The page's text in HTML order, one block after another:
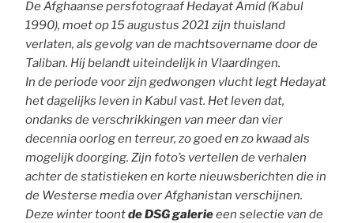
De Afghaanse persfotograaf Hedayat Amid (Kabul
1990), moet op 15 augustus 2021 zijn thuisland
verlaten, als gevolg van de machtsovername door de
Taliban. Hij belandt uiteindelijk in Vlaardingen.
In de periode voor zijn gedwongen vlucht legt Hedayat
het dagelijks leven in Kabul vast. Het leven dat,
ondanks de verschrikkingen van meer dan vier
decennia oorlog en terreur, zo goed en zo kwaad als
mogelijk doorging. Zijn foto’s vertellen de verhalen
achter de statistieken en korte nieuwsberichten die in
de Westerse media over Afghanistan verschijnen.
Deze winter toontde DSG galerieeen selectie van de